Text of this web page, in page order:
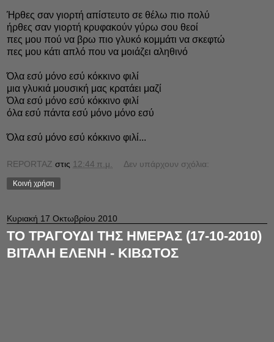
Ήρθες σαν γιορτή απίστευτο σε θέλω πιο πολύ
ήρθες σαν γιορτή κρυφακούν γύρω σου θεοί
πες μου πού να βρω πιο γλυκό κομμάτι να σκεφτώ
πες μου κάτι απλό που να μοιάζει αληθινό
Όλα εσύ μόνο εσύ κόκκινο φιλί
μια γλυκιά μουσική μας κρατάει μαζί
Όλα εσύ μόνο εσύ κόκκινο φιλί
όλα εσύ πάντα εσύ μόνο μόνο εσύ
Όλα εσύ μόνο εσύ κόκκινο φιλί...
REPORTAZ στις 12:44 π.μ. Δεν υπάρχουν σχόλια:
Κοινή χρήση
Κυριακή 17 Οκτωβρίου 2010
ΤΟ ΤΡΑΓΟΥΔΙ ΤΗΣ ΗΜΕΡΑΣ (17-10-2010)
ΒΙΤΑΛΗ ΕΛΕΝΗ - ΚΙΒΩΤΟΣ